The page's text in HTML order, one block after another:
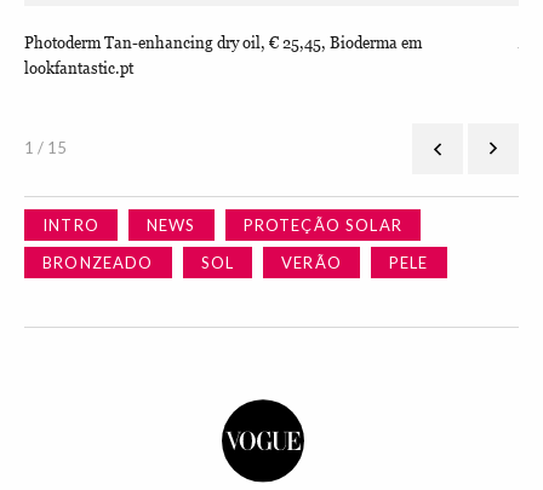
Photoderm Tan-enhancing dry oil, € 25,45, Bioderma em
lookfantastic.pt
1 / 15
INTRO NEWS
PROTEÇÃO SOLAR
BRONZEADO
SOL VERÃO PELE